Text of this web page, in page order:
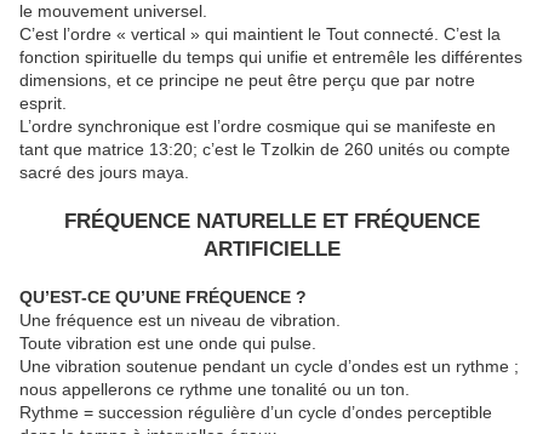
le mouvement universel.
C’est l’ordre « vertical » qui maintient le Tout connecté. C’est la
fonction spirituelle du temps qui unifie et entremêle les différentes
dimensions, et ce principe ne peut être perçu que par notre
esprit.
L’ordre synchronique est l’ordre cosmique qui se manifeste en
tant que matrice 13:20; c’est le Tzolkin de 260 unités ou compte
sacré des jours maya.
FRÉQUENCE NATURELLE ET FRÉQUENCE
ARTIFICIELLE
QU’EST-CE QU’UNE FRÉQUENCE ?
Une fréquence est un niveau de vibration.
Toute vibration est une onde qui pulse.
Une vibration soutenue pendant un cycle d’ondes est un rythme ;
nous appellerons ce rythme une tonalité ou un ton.
Rythme = succession régulière d’un cycle d’ondes perceptible